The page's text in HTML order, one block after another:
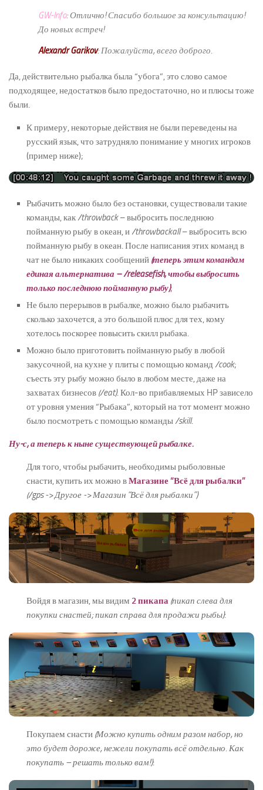
GW-Info: Отлично! Спасибо большое за консультацию!
До новых встреч!
Alexandr Garikov: Пожалуйста, всего доброго.
Да, действительно рыбалка была “убога”, это слово самое
подходящее, недостатков было предостаточно, но и плюсы тоже
были.
К примеру, некоторые действия не были переведены на
русский язык, что затрудняло понимание у многих игроков
(пример ниже);
Рыбачить можно было без остановки, существовали такие
команды, как /throwback– выбросить последнюю
пойманную рыбу в океан, и /throwbackall– выбросить всю
пойманную рыбу в океан. После написания этих команд в
чат не было никаких сообщений (теперь этим командам
единая альтернатива – /releasefish, чтобы выбросить
только последнюю пойманную рыбу);
Не было перерывов в рыбалке, можно было рыбачить
сколько захочется, а это большой плюс для тех, кому
хотелось поскорее повысить скилл рыбака.
Можно было приготовить пойманную рыбу в любой
закусочной, на кухне у плиты с помощью команд /cook;
съесть эту рыбу можно было в любом месте, даже на
захватах бизнесов (/eat). Кол-во прибавляемых HP зависело
от уровня умения “Рыбака”, который на тот момент можно
было посмотреть с помощью команды /skill.
Ну-с, а теперь к ныне существующей рыбалке.
Для того, чтобы рыбачить, необходимы рыболовные
снасти, купить их можно вМагазине “Всё для рыбалки”
(/gps -> Другое -> Магазин “Всё для рыбалки”)
Войдя в магазин, мы видим 2 пикапа (пикап слева для
покупки снастей; пикап справа для продажи рыбы):
Покупаем снасти (Можно купить одним разом набор, но
это будет дороже, нежели покупать всё отдельно. Как
покупать – решать только вам!):